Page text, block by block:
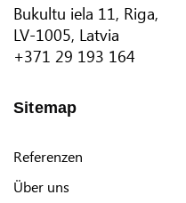
Bukultu iela 11, Riga,
LV-1005, Latvia
+371 29 193 164
Sitemap
Referenzen
Über uns